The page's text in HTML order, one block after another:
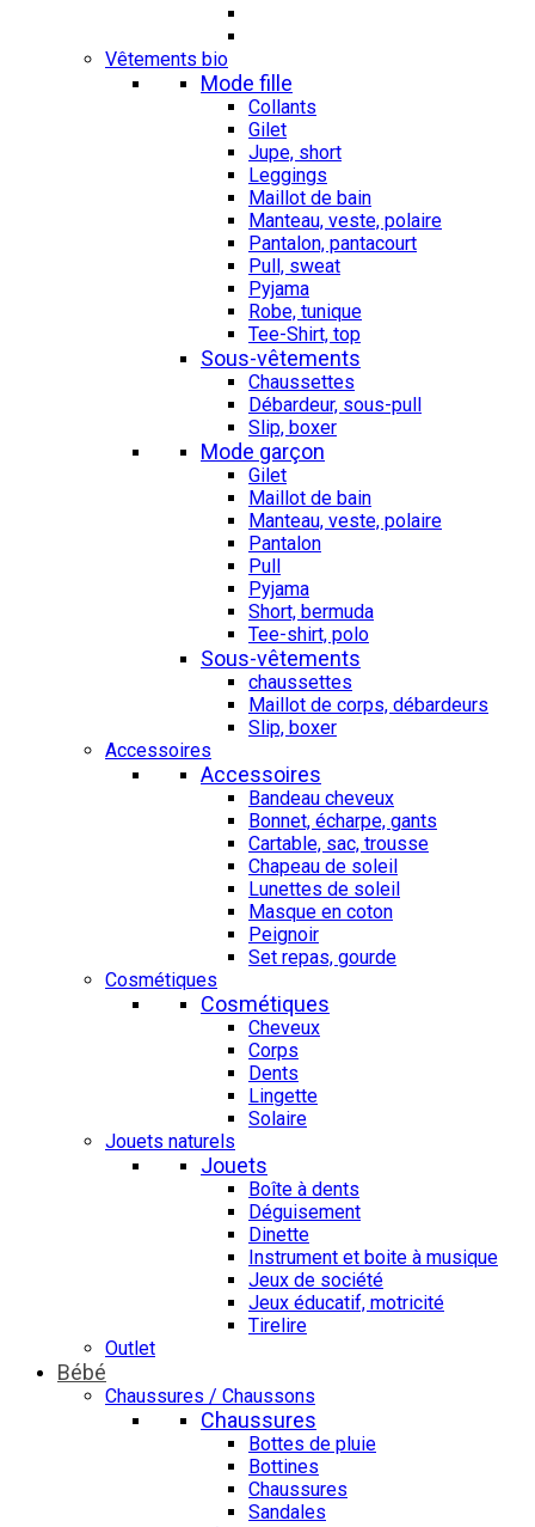
Vêtements bio
Mode fille
Collants
Gilet
Jupe, short
Leggings
Maillot de bain
Manteau, veste, polaire
Pantalon, pantacourt
Pull, sweat
Pyjama
Robe, tunique
Tee-Shirt, top
Sous-vêtements
Chaussettes
Débardeur, sous-pull
Slip, boxer
Mode garçon
Gilet
Maillot de bain
Manteau, veste, polaire
Pantalon
Pull
Pyjama
Short, bermuda
Tee-shirt, polo
Sous-vêtements
chaussettes
Maillot de corps, débardeurs
Slip, boxer
Accessoires
Accessoires
Bandeau cheveux
Bonnet, écharpe, gants
Cartable, sac, trousse
Chapeau de soleil
Lunettes de soleil
Masque en coton
Peignoir
Set repas, gourde
Cosmétiques
Cosmétiques
Cheveux
Corps
Dents
Lingette
Solaire
Jouets naturels
Jouets
Boîte à dents
Déguisement
Dinette
Instrument et boite à musique
Jeux de société
Jeux éducatif, motricité
Tirelire
Outlet
Bébé
Chaussures / Chaussons
Chaussures
Bottes de pluie
Bottines
Chaussures
Sandales